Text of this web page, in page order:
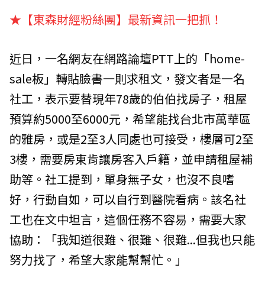
★【東森財經粉絲團】 最新資訊一把抓！
近日，一名網友在網路論壇PTT上的「home-
sale板」轉貼臉書一則求租文，發文者是一名
社工，表示要替現年78歲的伯伯找房子，租屋
預算約5000至6000元，希望能找台北市萬華區
的雅房，或是2至3人同處也可接受，樓層可2至
3樓，需要房東肯讓房客入戶籍，並申請租屋補
助等。社工提到，單身無子女，也沒不良嗜
好，行動自如，可以自行到醫院看病。該名社
工也在文中坦言，這個任務不容易，需要大家
協助：「我知道很難、很難、很難...但我也只能
努力找了，希望大家能幫幫忙。」